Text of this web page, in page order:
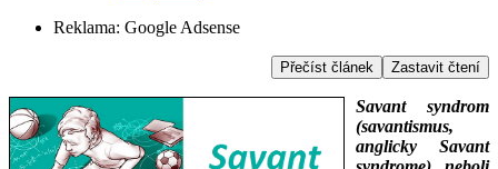
Reklama: Google Adsense
Přečíst článek Zastavit čtení
Savant syndrom
(savantismus,
anglicky Savant